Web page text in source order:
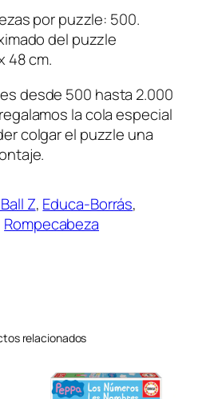
por puzzle: 500.
del puzzle
48 cm.
desde 500 hasta 2.000
la cola especial
colgar el puzzle una
Z, Educa-Borrás
Rompecabeza
relacionados